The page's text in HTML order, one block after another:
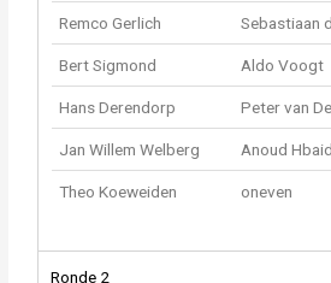
Remco Gerlich Sebastiaan
Bert Sigmond Aldo Voogt
Hans Derendorp Peter van
Jan Willem Welberg Anoud
Theo Koeweiden oneven
Ronde 2